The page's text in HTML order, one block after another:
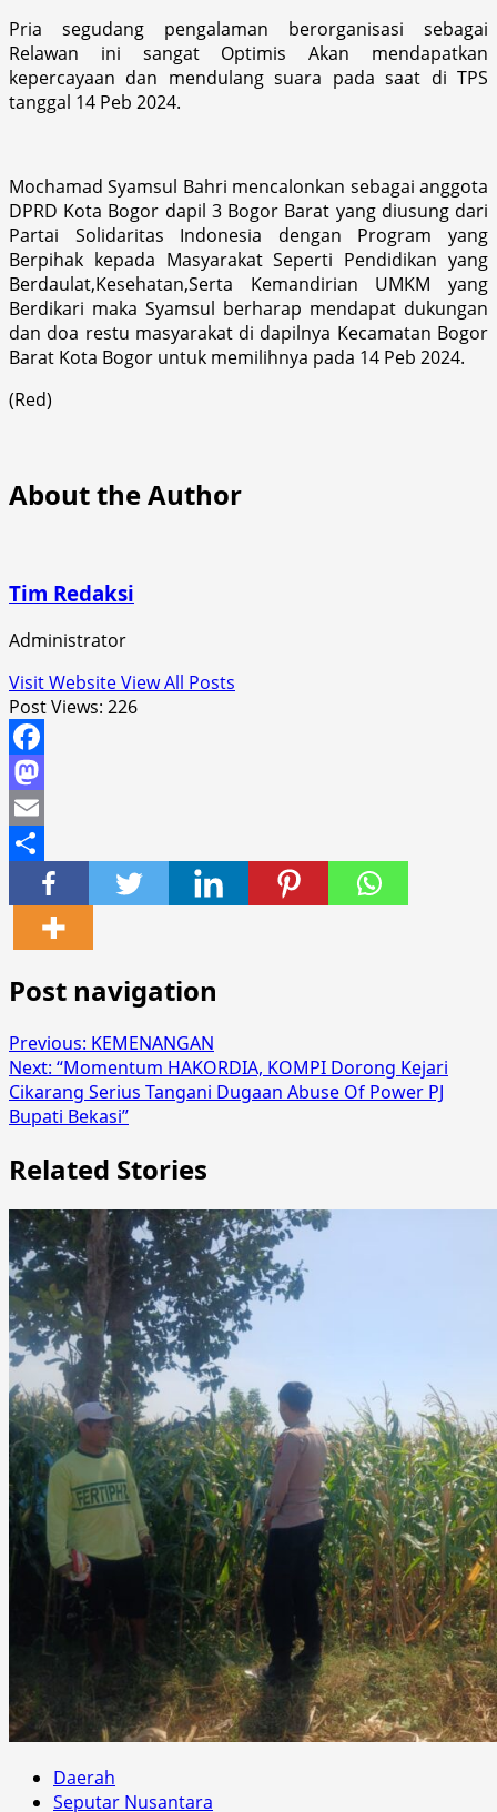
Pria segudang pengalaman berorganisasi sebagai
Relawan ini sangat Optimis Akan mendapatkan
kepercayaan dan mendulang suara pada saat di TPS
tanggal 14 Peb 2024.
Mochamad Syamsul Bahri mencalonkan sebagai anggota
DPRD Kota Bogor dapil 3 Bogor Barat yang diusung dari
Partai Solidaritas Indonesia dengan Program yang
Berpihak kepada Masyarakat Seperti Pendidikan yang
Berdaulat,Kesehatan,Serta Kemandirian UMKM yang
Berdikari maka Syamsul berharap mendapat dukungan
dan doa restu masyarakat di dapilnya Kecamatan Bogor
Barat Kota Bogor untuk memilihnya pada 14 Peb 2024.
(Red)
About the Author
Tim Redaksi
Administrator
Visit WebsiteView All Posts
Post Views: 226
Facebook
Mastodon
Email
Share
Post navigation
Previous: KEMENANGAN
Next: “Momentum HAKORDIA, KOMPI Dorong Kejari
Cikarang Serius Tangani Dugaan Abuse Of Power PJ
Bupati Bekasi”
Related Stories
Daerah
Seputar Nusantara